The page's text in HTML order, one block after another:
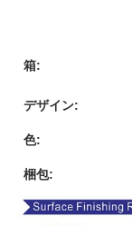
箱:
デザイン:
色:
梱包: